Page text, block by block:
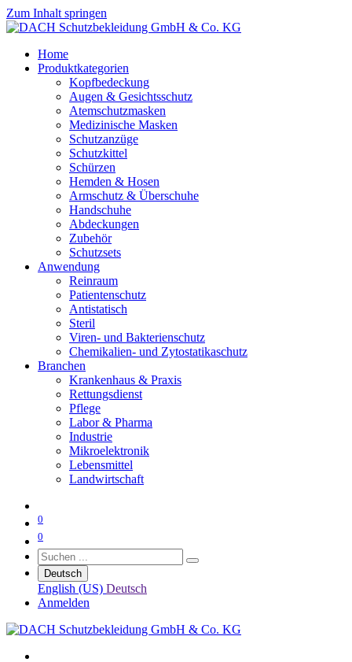
Zum Inhalt springen
Home
Produktkategorien
Kopfbedeckung
Augen & Gesichtsschutz
Atemschutzmasken
Medizinische Masken
Schutzanzüge
Schutzkittel
Schürzen
Hemden & Hosen
Armschutz & Überschuhe
Handschuhe
Abdeckungen
Zubehör
Schutzsets
Anwendung
Reinraum
Patientenschutz
Antistatisch
Steril
Viren- und Bakterienschutz
Chemikalien- und Zytostatikaschutz
Branchen
Krankenhaus & Praxis
Rettungsdienst
Pflege
Labor & Pharma
Industrie
Mikroelektronik
Lebensmittel
Landwirtschaft
0
0
Deutsch
English (US) Deutsch
Anmelden